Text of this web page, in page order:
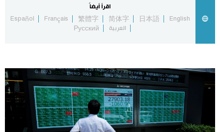
Русский
اليابان في فيديو
مانغا وأنيمي
علوم وتكنولوجيا
اقرأ أيضاً
English
日本語
简体字
繁體字
Français
Español
العربية
Русский